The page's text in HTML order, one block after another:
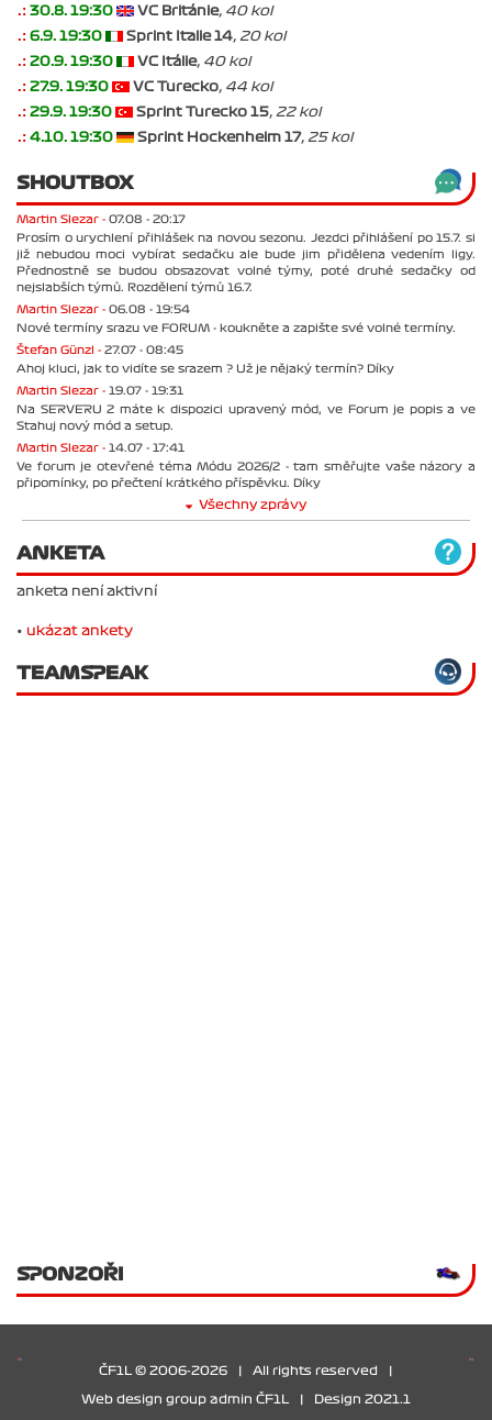
.: 30.8. 19:30 VC Británie, 40 kol
.: 6.9. 19:30 Sprint Italie 14, 20 kol
.: 20.9. 19:30 VC Itálie, 40 kol
.: 27.9. 19:30 VC Turecko, 44 kol
.: 29.9. 19:30 Sprint Turecko 15, 22 kol
.: 4.10. 19:30 Sprint Hockenheim 17, 25 kol
SHOUTBOX
Martin Slezar - 07.08 - 20:17
Prosím o urychlení přihlášek na novou sezonu. Jezdci přihlášení po 15.7. si
již nebudou moci vybírat sedačku ale bude jim přidělena vedením ligy.
Přednostně se budou obsazovat volné týmy, poté druhé sedačky od
nejslabších týmů. Rozdělení týmů 16.7.
Martin Slezar - 06.08 - 19:54
Nové termíny srazu ve FORUM - koukněte a zapište své volné termíny.
Štefan Günzl - 27.07 - 08:45
Ahoj kluci, jak to vidíte se srazem ? Už je nějaký termín? Díky
Martin Slezar - 19.07 - 19:31
Na SERVERU 2 máte k dispozici upravený mód, ve Forum je popis a ve
Stahuj nový mód a setup.
Martin Slezar - 14.07 - 17:41
Ve forum je otevřené téma Módu 2026/2 - tam směřujte vaše názory a
připomínky, po přečtení krátkého příspěvku. Díky
Všechny zprávy
ANKETA
anketa není aktivní
• ukázat ankety
TEAMSPEAK
SPONZOŘI
ČF1L © 2006-2026 All rights reserved
Web design group admin ČF1L Design 2021.1